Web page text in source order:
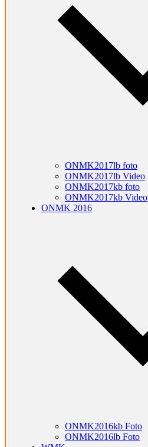
ONMK2017lb foto
ONMK2017lb Video
ONMK2017kb foto
ONMK2017kb Video
ONMK 2016
ONMK2016kb Foto
ONMK2016lb Foto